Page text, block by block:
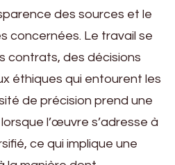
des sources et le
concernées. Le travail se
contrats, des décisions
éthiques qui entourent les
de précision prend une
l’œuvre s’adresse à
ce qui implique une